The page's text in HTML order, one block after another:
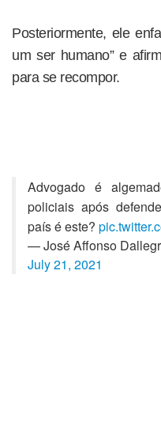
Posteriormente, ele
um ser humano” e
para se recompor.
Advogado é
policiais após
país é este?
— José Affonso
July 21, 2021